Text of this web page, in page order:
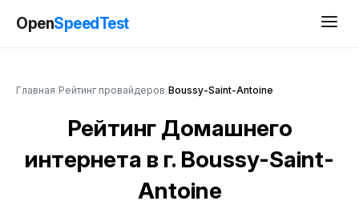
OpenSpeedTest
Главная Рейтинг провайдеров Boussy-Saint-Antoine
Рейтинг Домашнего
интернета в г. Boussy-Saint-
Antoine